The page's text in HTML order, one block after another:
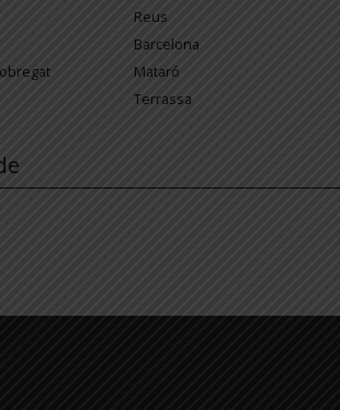
Reus
Barcelona
Mataró
Terrassa